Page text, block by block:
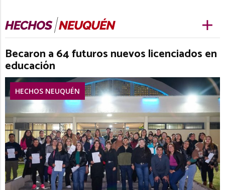
Becaron a 64 futuros nuevos licenciados en
educación
HECHOS NEUQUÉN